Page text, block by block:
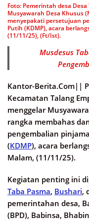
Foto: Pemerintah desa
Musyawarah Desa Khusus
menyepakati persetujuan
Putih (KDMP), acara
(11/11/25), (Ft/Ist).
Musdesus
Kantor-Berita.Com||
Kecamatan Talang
menggelar
rangka membahas
pengembalian
(KDMP), acara
Malam, (11/11/25).
Kegiatan penting ini
Taba Pasma, Bushari,
pemerintahan desa,
(BPD), Babinsa,